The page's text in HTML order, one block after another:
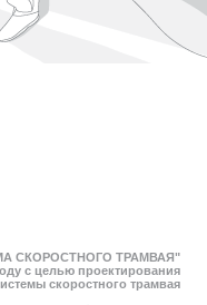
СКОРОСТНОГО ТРАМВАЯ"
с целью проектирования
скоростного трамвая